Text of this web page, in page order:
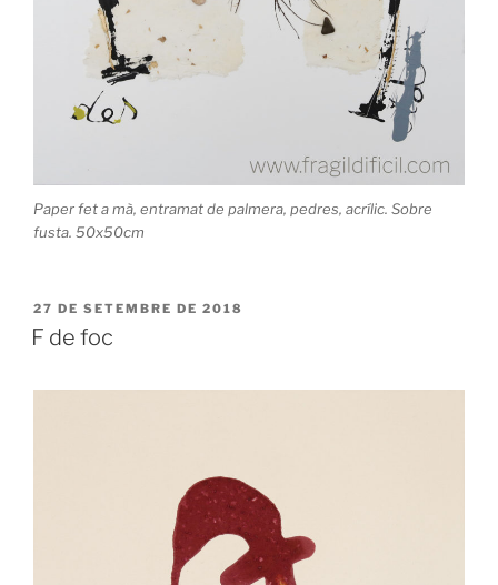
Paper fet a mà, entramat de palmera, pedres, acrílic. Sobre
fusta. 50x50cm
PUBLICAT
A
27 DE SETEMBRE DE 2018
F de foc